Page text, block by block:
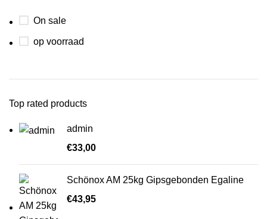
On sale
op voorraad
Top rated products
admin
€33,00
Schönox AM 25kg Gipsgebonden Egaline
€43,95